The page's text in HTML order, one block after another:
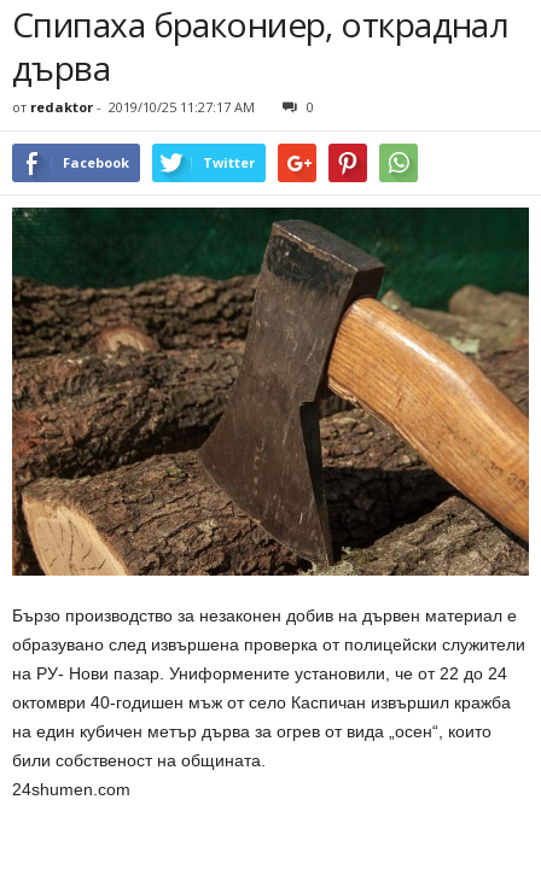
Спипаха бракониер, откраднал
дърва
от redaktor - 2019/10/25 11:27:17 AM 0
Facebook Twitter
Бързо производство за незаконен добив на дървен материал е
образувано след извършена проверка от полицейски служители
на РУ- Нови пазар. Униформените установили, че от 22 до 24
октомври 40-годишен мъж от село Каспичан извършил кражба
на един кубичен метър дърва за огрев от вида „осен“, които
били собственост на общината.
24shumen.com